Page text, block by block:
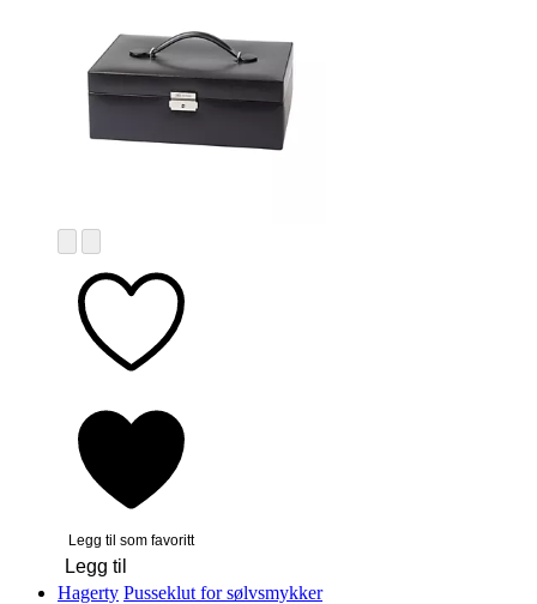
Legg til som favoritt
Legg til
Hagerty Pusseklut for sølvsmykker